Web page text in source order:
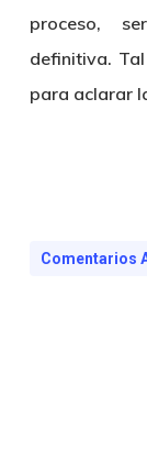
proceso,
definitiva.
para aclarar
Comentarios